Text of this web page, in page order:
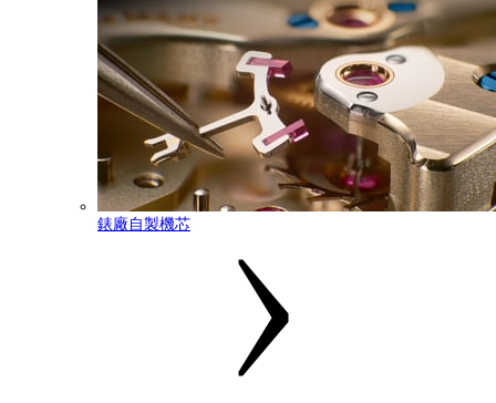
錶廠自製機芯